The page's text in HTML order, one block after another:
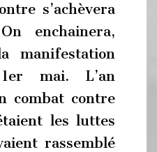
s’achèvera
enchainera,
manifestation
mai. L’an
combat contre
les luttes
rassemblé